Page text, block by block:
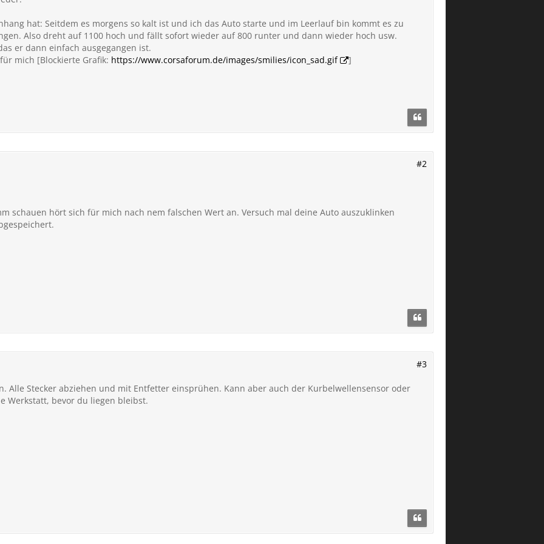
hat: Seitdem es morgens so kalt ist und ich das Auto starte und im Leerlauf bin kommt es zu
Also dreht auf 1100 hoch und fällt sofort wieder auf 800 runter und dann wieder hoch usw.
er dann einfach ausgegangen ist.
mich [Blockierte Grafik: https://www.corsaforum.de/images/smilies/icon_sad.gif ]
#2
schauen hört sich für mich nach nem falschen Wert an. Versuch mal deine Auto auszuklinken
#3
Alle Stecker abziehen und mit Entfetter einsprühen. Kann aber auch der Kurbelwellensensor oder
Werkstatt, bevor du liegen bleibst.